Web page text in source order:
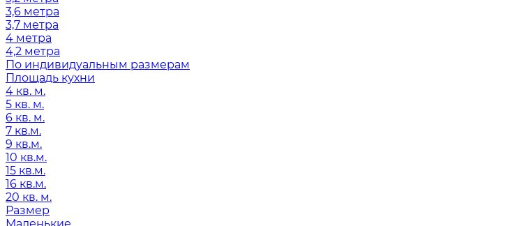
3,6 метра
3,7 метра
4 метра
4,2 метра
По индивидуальным размерам
Площадь кухни
4 кв. м.
5 кв. м.
6 кв. м.
7 кв.м.
9 кв.м.
10 кв.м.
15 кв.м.
16 кв.м.
20 кв. м.
Размер